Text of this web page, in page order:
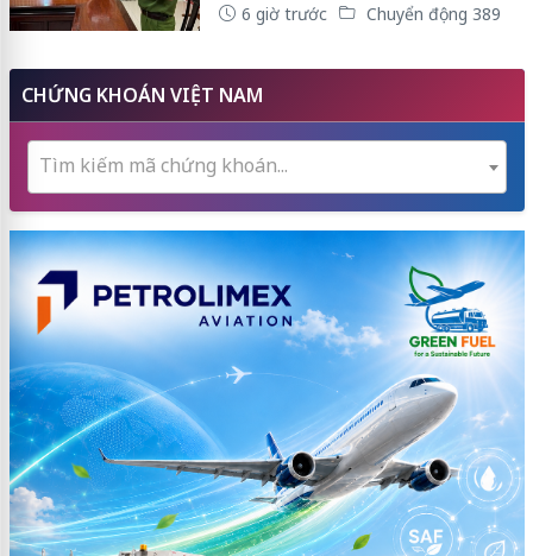
6 giờ trước Chuyển động 389
CHỨNG KHOÁN VIỆT NAM
Tìm kiếm mã chứng khoán...